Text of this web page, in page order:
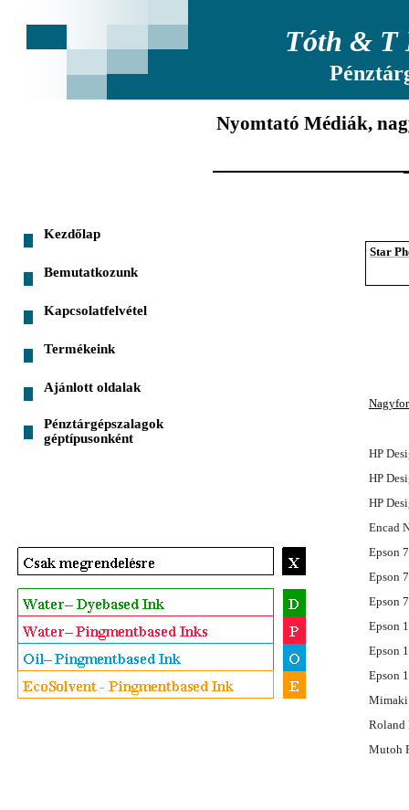
Kezdőlap
Bemutatkozunk
Kapcsolatfelvétel
Termékeink
Ajánlott oldalak
Pénztárgépszalagok
géptípusonként
Nyomtató Médiák,
Tóth & T
HP
HP
HP
Encad
Epson
Epson
Epson
Epson
Epson
Epson
Mimaki
Roland
Mutoh
Star